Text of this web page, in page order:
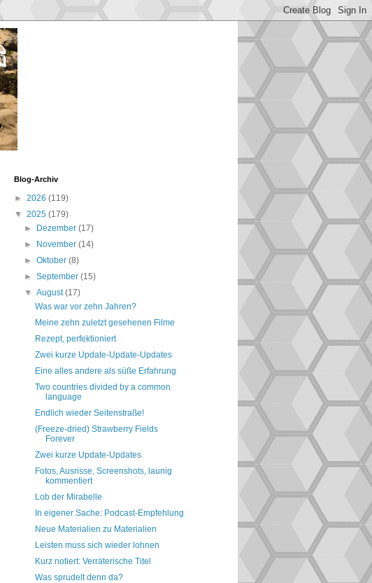
Blog-Archiv
► 2026 (119)
▼ 2025 (179)
►
Dezember(17)
►
November(14)
►Oktober(8)
►September(15)
▼August(17)
Was war vor zehn Jahren?
Meine zehn zuletzt gesehenen Filme
Rezept, perfektioniert
Zwei kurze Update-Update-Updates
Eine alles andere als süße Erfahrung
Two countries divided by a common
language
Endlich wieder Seitenstraße!
(Freeze-dried) Strawberry Fields
Forever
Zwei kurze Update-Updates
Fotos, Ausrisse, Screenshots, launig
kommentiert
Lob der Mirabelle
In eigener Sache: Podcast-Empfehlung
Neue Materialien zu Materialien
Leisten muss sich wieder lohnen
Kurz notiert: Verräterische Titel
Was sprudelt denn da?